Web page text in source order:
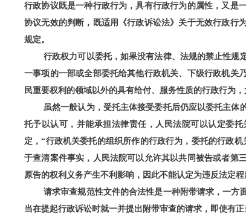
行政协议既是一种行政行为，具有行政行为的属性，又是
协议无效的判断，既适用《行政诉讼法》关于无效行政行
规定。
行政权力可以委托，如果没有法律、法规的禁止性规
一事项的一部或全部委托给其他行政机关、下级行政机关
民重要权利的领域以外的具有给付、服务性质的行政行为
虽然一般认为，受托主体接受委托后仍应以委托主体
托予以认可，并能承担法律责任，人民法院可以认定委
定，“行政机关委托的组织所作的行政行为，委托的行政
于查清案件事实，人民法院可以允许其以共同被告或者第
原告的权利义务产生不利影响，因此不能认定为违反法定程
请求审查规范性文件的合法性是一种附带请求，一方
当在提起行政诉讼时就一并提出附带审查的请求，即使有